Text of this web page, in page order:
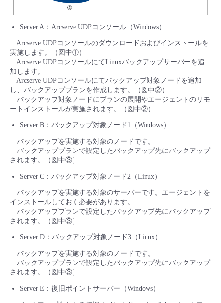
Server A：Arcserve UDPコンソール（Windows）
Arcserve UDPコンソールのダウンロードおよびインストールを
実施します。（図中①）
Arcserve UDPコンソールにてLinuxバックアップサーバーを追
加します。
Arcserve UDPコンソールにてバックアップ対象ノードを追加
し、バックアッププランを作成します。（図中②）
バックアップ対象ノードにプランの展開やエージェントのリモ
ートインストールが実施されます。（図中②）
Server B：バックアップ対象ノード1（Windows）
バックアップを実施する対象のノードです。
バックアッププランで設定したバックアップ先にバックアップ
されます。（図中③）
Server C：バックアップ対象ノード2（Linux）
バックアップを実施する対象のサーバーです。エージェントを
インストールしておく必要があります。
バックアッププランで設定したバックアップ先にバックアップ
されます。（図中③）
Server D：バックアップ対象ノード3（Linux）
バックアップを実施する対象のノードです。
バックアッププランで設定したバックアップ先にバックアップ
されます。（図中③）
Server E：復旧ポイントサーバー（Windows）